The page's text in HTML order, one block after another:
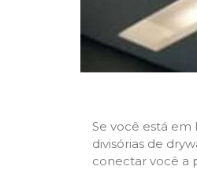
Se você está em
divisórias de
conectar você a